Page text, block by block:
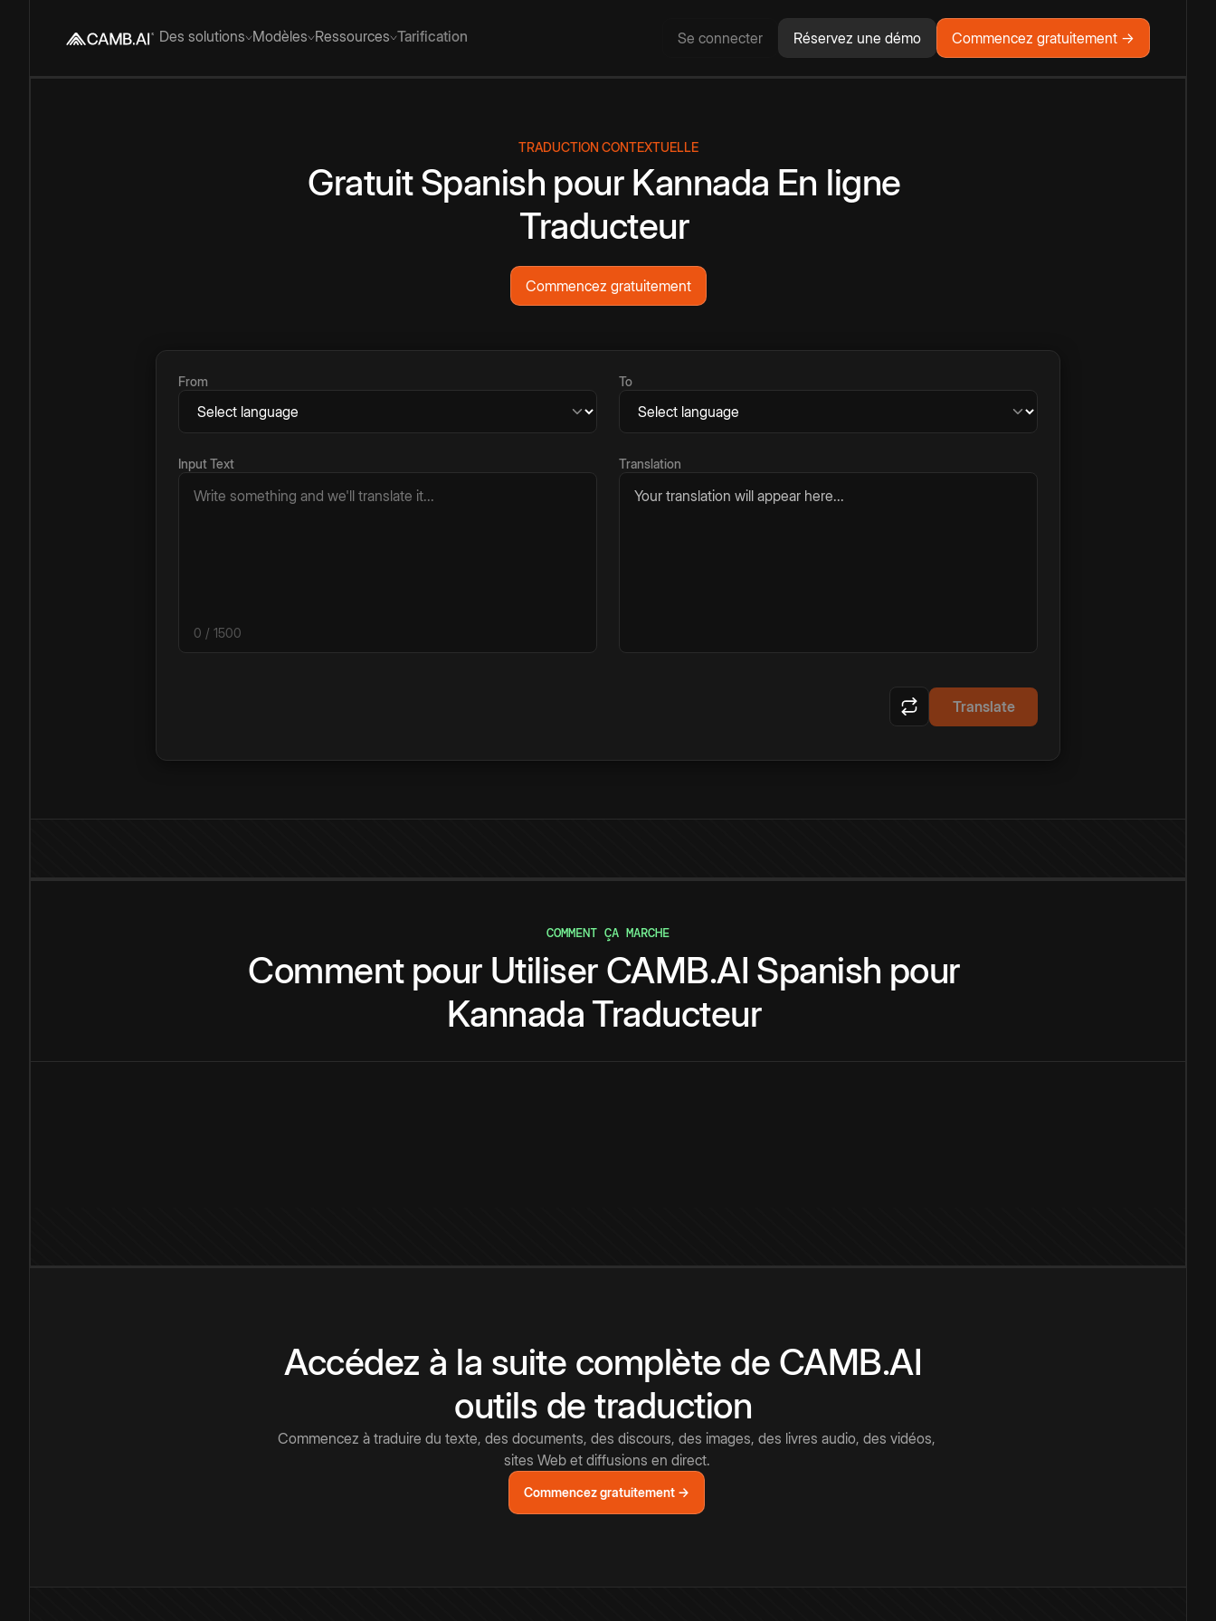
Des solutions Modèles Ressources Tarification Se connecter Réservez une démo Commencez gratuitement →
TRADUCTION CONTEXTUELLE
GratuitSpanish pour Kannada En ligne
Traducteur
Commencez gratuitement
From To
Input Text
0 / 1500
Translation
Your translation will appear here...
Translate
COMMENT ÇA MARCHE
Comment pour Utiliser CAMB.AI Spanish pour
Kannada Traducteur
Accédez à la suite complète de CAMB.AI
outils de traduction
Commencez à traduire du texte, des documents, des discours, des images, des livres audio, des vidéos,
sites Web et diffusions en direct.
Commencez gratuitement →